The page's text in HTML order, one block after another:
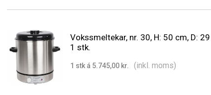
Vokssmeltekar, nr. 30, H: 50 cm, D:
1 stk.
1 stk á 5.745,00 kr. (inkl. moms)